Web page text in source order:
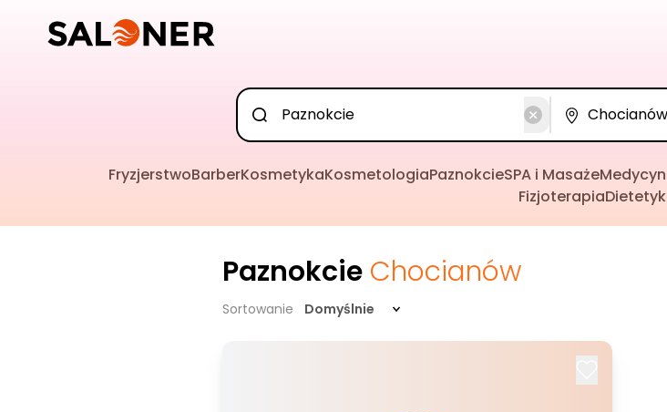
FryzjerstwoBarberKosmetykaKosmetologiaPaznokcieSPA i Masaże
Fizjoterapia
Paznokcie Chocianów
Sortowanie Domyślnie